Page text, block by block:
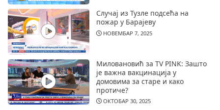
Случај из Тузле подсећа на
пожар у Барајеву
НОВЕМБАР 7, 2025
Миловановић за TV PINK: Зашто
је важна вакцинација у
домовима за старе и како
протиче?
ОКТОБАР 30, 2025